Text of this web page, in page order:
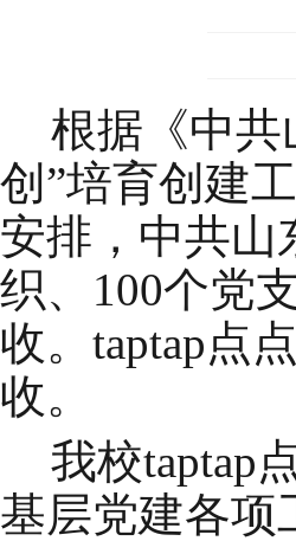
根据《中
创”培育创建
安排，中共山
织、100个党
收。taptap点
收。
我校taptap
基层党建各项